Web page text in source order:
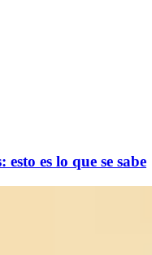
es lo que se sabe